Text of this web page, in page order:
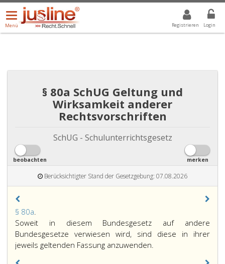
Registrieren Login
Menü
öffnen/schließen
Menü
ALLE DROPDOWN: GEWÄHLTER WERT IST ALLE
§ 80a SchUG Geltung und
Wirksamkeit anderer
Rechtsvorschriften
SchUG - Schulunterrichtsgesetz
beobachten merken
Berücksichtigter Stand der Gesetzgebung: 07.08.2026
§ 80a.
80
a,
Soweit in diesem Bundesgesetz auf andere
Bundesgesetze verwiesen wird, sind diese in ihrer
jeweils geltenden Fassung anzuwenden.